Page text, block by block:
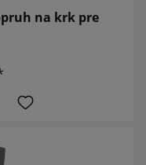
na krk pre